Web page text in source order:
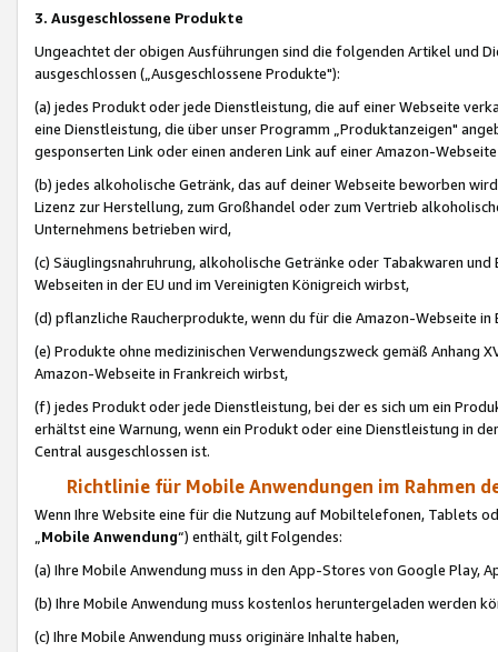
3. Ausgeschlossene Produkte
Ungeachtet der obigen Ausführungen sind die folgenden Artikel und
ausgeschlossen („Ausgeschlossene Produkte"):
(a) jedes Produkt oder jede Dienstleistung, die auf einer Webseite
eine Dienstleistung, die über unser Programm „Produktanzeigen"
gesponserten Link oder einen anderen Link auf einer Amazon-
(b) jedes alkoholische Getränk, das auf deiner Webseite beworben
Lizenz zur Herstellung, zum Großhandel oder zum Vertrieb
Unternehmens betrieben wird,
(c) Säuglingsnahruhrung, alkoholische Getränke oder Tabakwaren
Webseiten in der EU und im Vereinigten Königreich wirbst,
(d) pflanzliche Raucherprodukte, wenn du für die Amazon-Webseite in
(e) Produkte ohne medizinischen Verwendungszweck gemäß Anhang
Amazon-Webseite in Frankreich wirbst,
(f) jedes Produkt oder jede Dienstleistung, bei der es sich um ein
erhältst eine Warnung, wenn ein Produkt oder eine Dienstleistung in
Central ausgeschlossen ist.
Richtlinie für Mobile Anwendungen im Rahmen
Wenn Ihre Website eine für die Nutzung auf Mobiltelefonen, Tablets
„Mobile Anwendung“) enthält, gilt Folgendes:
(a) Ihre Mobile Anwendung muss in den App-Stores von Google Play,
(b) Ihre Mobile Anwendung muss kostenlos heruntergeladen werden
(c) Ihre Mobile Anwendung muss originäre Inhalte haben,